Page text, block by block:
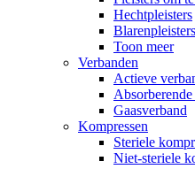
Hechtpleisters
Blarenpleisters
Toon meer
Verbanden
Actieve
Gaasverband
Kompressen
Steriele
Niet-steriele